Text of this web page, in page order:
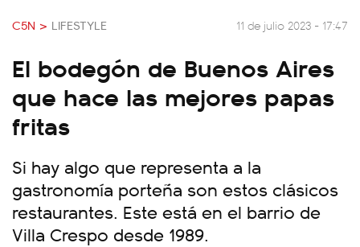
C5N > LIFESTYLE 11 de julio 2023 - 17:47
El bodegón de Buenos Aires
que hace las mejores papas
fritas
Si hay algo que representa a la
gastronomía porteña son estos clásicos
restaurantes. Este está en el barrio de
Villa Crespo desde 1989.